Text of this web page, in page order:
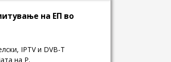
на ЕП во
IPTV и DVB-T
на Р.